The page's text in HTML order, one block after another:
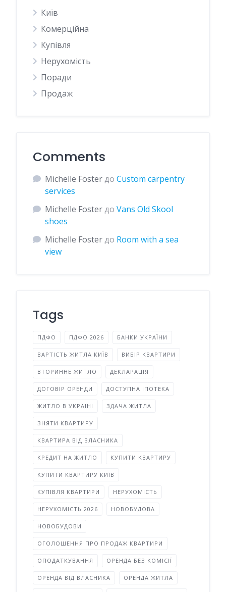
Київ
Комерційна
Купівля
Нерухомість
Поради
Продаж
Comments
Michelle Fosterдо Custom carpentry
services
Michelle Fosterдо Vans Old Skool
shoes
Michelle Fosterдо Room with a sea
view
Tags
ПДФО ПДФО 2026 БАНКИ УКРАЇНИ
ВАРТІСТЬ ЖИТЛА КИЇВ ВИБІР КВАРТИРИ
ВТОРИННЕ ЖИТЛО ДЕКЛАРАЦІЯ
ДОГОВІР ОРЕНДИ ДОСТУПНА ІПОТЕКА
ЖИТЛО В УКРАЇНІ ЗДАЧА ЖИТЛА
ЗНЯТИ КВАРТИРУ
КВАРТИРА ВІД ВЛАСНИКА
КРЕДИТ НА ЖИТЛО КУПИТИ КВАРТИРУ
КУПИТИ КВАРТИРУ КИЇВ
КУПІВЛЯ КВАРТИРИ НЕРУХОМІСТЬ
НЕРУХОМІСТЬ 2026 НОВОБУДОВА
НОВОБУДОВИ
ОГОЛОШЕННЯ ПРО ПРОДАЖ КВАРТИРИ
ОПОДАТКУВАННЯ ОРЕНДА БЕЗ КОМІСІЇ
ОРЕНДА ВІД ВЛАСНИКА ОРЕНДА ЖИТЛА